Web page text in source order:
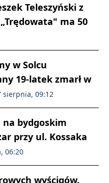
Teleszyński z
ma 50
w Solcu
19-latek zmarł w
sierpnia, 09:12
na bydgoskim
przy ul. Kossaka
06:20
wyścigów.